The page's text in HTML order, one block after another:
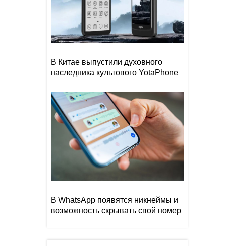
В Китае выпустили духовного
наследника культового YotaPhone
В WhatsApp появятся никнеймы и
возможность скрывать свой номер